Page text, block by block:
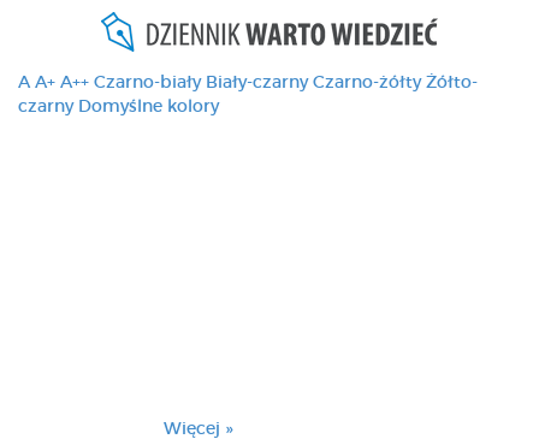
A A+ A++ Czarno-biały Biały-czarny Czarno-żółty Żółto-
czarny Domyślne kolory
Więcej »